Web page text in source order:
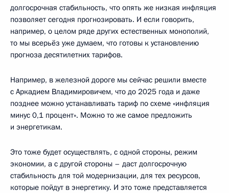
долгосрочная стабильность, что опять же низкая инфляция
позволяет сегодня прогнозировать. И если говорить,
например, о целом ряде других естественных монополий,
то мы всерьёз уже думаем, что готовы к установлению
прогноза десятилетних тарифов.
Например, в железной дороге мы сейчас решили вместе
с Аркадием Владимировичем, что до 2025 года и даже
позднее можно устанавливать тариф по схеме «инфляция
минус 0,1 процент». Можно то же самое предложить
и энергетикам.
Это тоже будет осуществлять, с одной стороны, режим
экономии, а с другой стороны – даст долгосрочную
стабильность для той модернизации, для тех ресурсов,
которые пойдут в энергетику. И это тоже представляется